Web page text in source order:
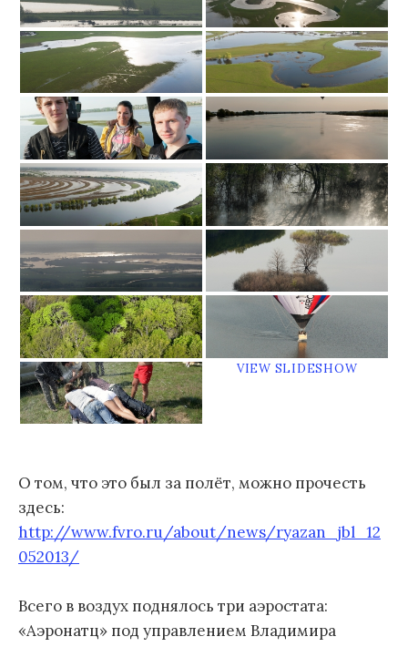
VIEW SLIDESHOW
О том, что это был за полёт, можно прочесть
здесь:
http://www.fvro.ru/about/news/ryazan_jbl_12
052013/
Всего в воздух поднялось три аэростата:
«Аэронатц» под управлением Владимира